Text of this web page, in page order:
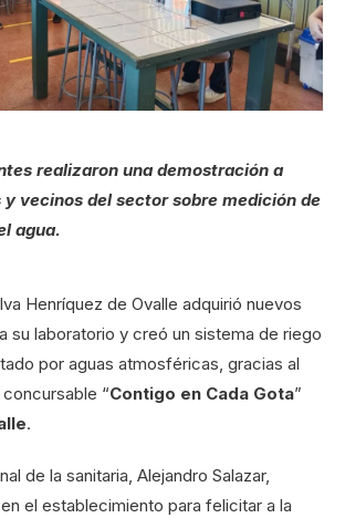
realizaron una demostración a
vecinos del sector sobre medición de
agua.
Henríquez de Ovalle adquirió nuevos
su laboratorio y creó un sistema de riego
por aguas atmosféricas, gracias al
“Contigo en Cada Gota”
.
de la sanitaria, Alejandro Salazar,
el establecimiento para felicitar a la